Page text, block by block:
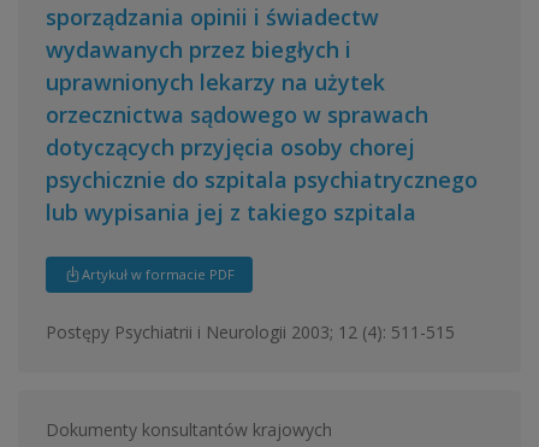
sporządzania opinii i świadectw
wydawanych przez biegłych i
uprawnionych lekarzy na użytek
orzecznictwa sądowego w sprawach
dotyczących przyjęcia osoby chorej
psychicznie do szpitala psychiatrycznego
lub wypisania jej z takiego szpitala
Artykuł w formacie PDF
Postępy Psychiatrii i Neurologii 2003; 12 (4): 511-515
Dokumenty konsultantów krajowych